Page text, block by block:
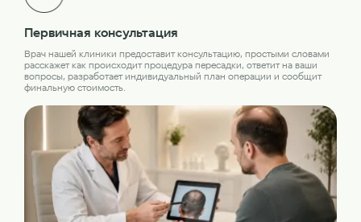
Первичная консультация
Врач нашей клиники предоставит консультацию, простыми словами
расскажет как происходит процедура пересадки, ответит на ваши
вопросы, разработает индивидуальный план операции и сообщит
финальную стоимость.